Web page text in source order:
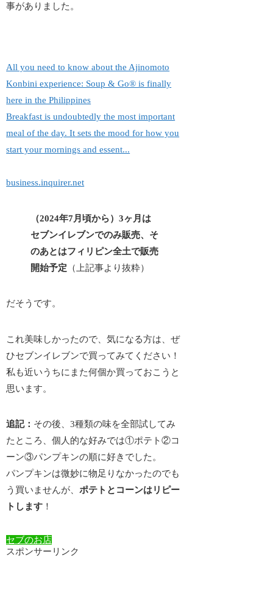
事がありました。
All you need to know about the Ajinomoto
Konbini experience: Soup & Go® is finally
here in the Philippines
Breakfast is undoubtedly the most important
meal of the day. It sets the mood for how you
start your mornings and essent...
business.inquirer.net
（2024年7月頃から）3ヶ月は
セブンイレブンでのみ販売、そ
のあとはフィリピン全土で販売
開始予定 （上記事より抜粋）
だそうです。
これ美味しかったので、気になる方は、ぜ
ひセブンイレブンで買ってみてください！
私も近いうちにまた何個か買っておこうと
思います。
追記： その後、3種類の味を全部試してみ
たところ、個人的な好みでは①ポテト②コ
ーン③パンプキンの順に好きでした。
パンプキンは微妙に物足りなかったのでも
う買いませんが、ポテトとコーンはリピー
トします ！
セブのお店
スポンサーリンク